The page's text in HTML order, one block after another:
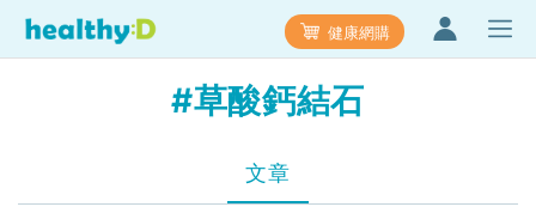
健康網購
#草酸鈣結石
文章